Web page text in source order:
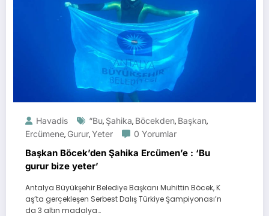
Havadis “Bu, Şahika, Böcekden, Başkan,
Ercümene, Gurur,Yeter 0 Yorumlar
Başkan Böcek’den Şahika Ercümen’e : ‘Bu
gurur bize yeter’
Antalya Büyükşehir Belediye Başkanı Muhittin Böcek, K
aş’ta gerçekleşen Serbest Dalış Türkiye Şampiyonası’n
da 3 altın madalya…